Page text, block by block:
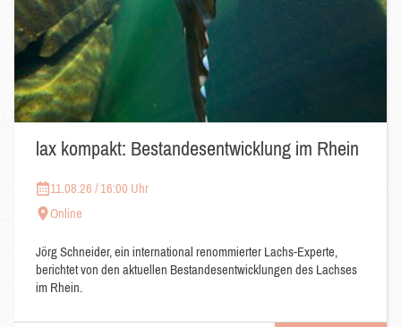
lax kompakt: Bestandesentwicklung im Rhein
11.08.26 / 16:00 Uhr
Online
Jörg Schneider, ein international renommierter Lachs-Experte,
berichtet von den aktuellen Bestandesentwicklungen des Lachses
im Rhein.